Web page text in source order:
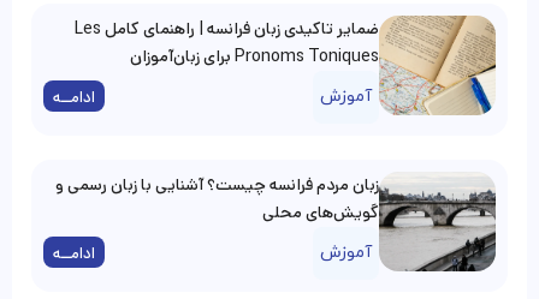
ضمایر تاکیدی زبان فرانسه | راهنمای کامل Les
Pronoms Toniques برای زبان‌آموزان
آموزش ادامــه
زبان مردم فرانسه چیست؟ آشنایی با زبان رسمی و
گویش‌های محلی
آموزش ادامــه